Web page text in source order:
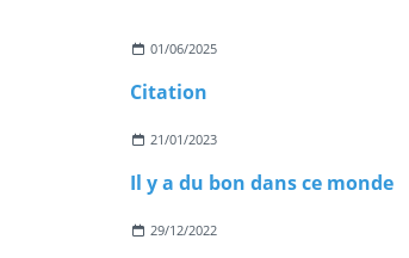
01/06/2025
Citation
21/01/2023
Il y a du bon dans ce monde
29/12/2022